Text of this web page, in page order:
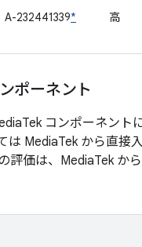
A-232441339* 高
ポーネント
コンポーネント
は MediaTek から直接
評価は、MediaTek か